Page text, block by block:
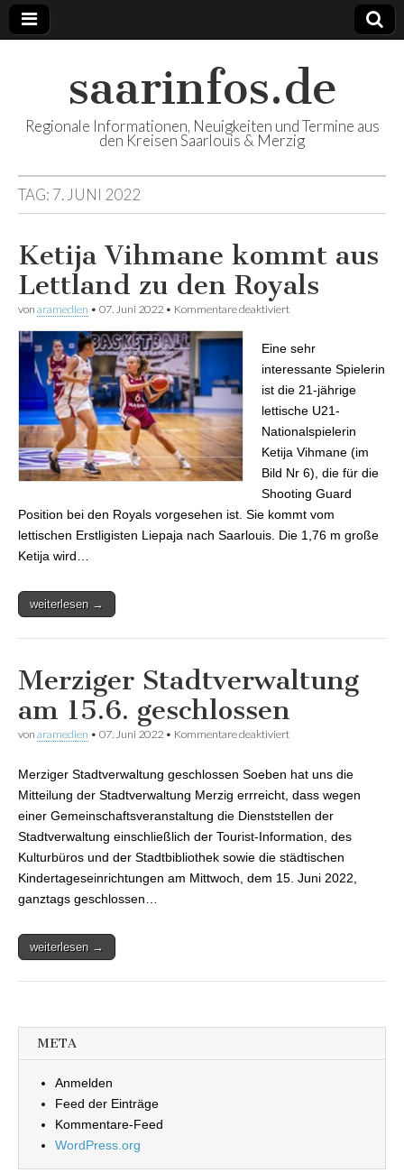
saarinfos.de
Regionale Informationen, Neuigkeiten und Termine aus
den Kreisen Saarlouis & Merzig
TAG: 7. JUNI 2022
Ketija Vihmane kommt aus
Lettland zu den Royals
von aramedien • 07. Juni 2022 • Kommentare deaktiviert
Eine sehr
interessante Spielerin
ist die 21-jährige
lettische U21-
Nationalspielerin
Ketija Vihmane (im
Bild Nr 6), die für die
Shooting Guard
Position bei den Royals vorgesehen ist. Sie kommt vom
lettischen Erstligisten Liepaja nach Saarlouis. Die 1,76 m große
Ketija wird…
weiterlesen →
Merziger Stadtverwaltung
am 15.6. geschlossen
von aramedien • 07. Juni 2022 • Kommentare deaktiviert
Merziger Stadtverwaltung geschlossen Soeben hat uns die
Mitteilung der Stadtverwaltung Merzig errreicht, dass wegen
einer Gemeinschaftsveranstaltung die Dienststellen der
Stadtverwaltung einschließlich der Tourist-Information, des
Kulturbüros und der Stadtbibliothek sowie die städtischen
Kindertageseinrichtungen am Mittwoch, dem 15. Juni 2022,
ganztags geschlossen…
weiterlesen →
META
Anmelden
Feed der Einträge
Kommentare-Feed
WordPress.org